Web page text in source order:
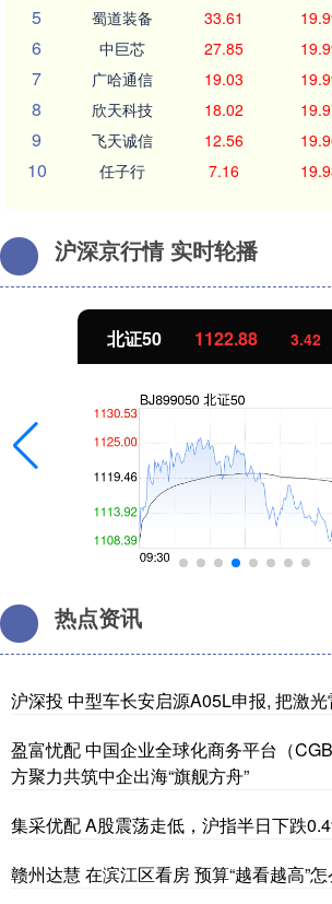
5 蜀道装备 33.61
6 中巨芯 27.85
7 广哈通信 19.03
8 欣天科技 18.02
9 飞天诚信 12.56
10 任子行 7.16
沪深京行情 实时轮播
北证50 1122.88 3.42
热点资讯
沪深投 中型车长安启源A05L申报, 把激
盈富忧配 中国企业全球化商务平台（
方聚力共筑中企出海“旗舰方舟”
集采优配 A股震荡走低，沪指半日下跌
赣州达慧 在滨江区看房 预算“越看越高”怎